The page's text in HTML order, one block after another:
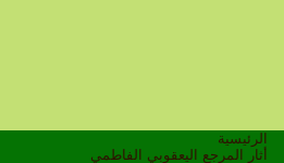
الرئيسية
أثار المرجع اليعقوبي الفاطمي